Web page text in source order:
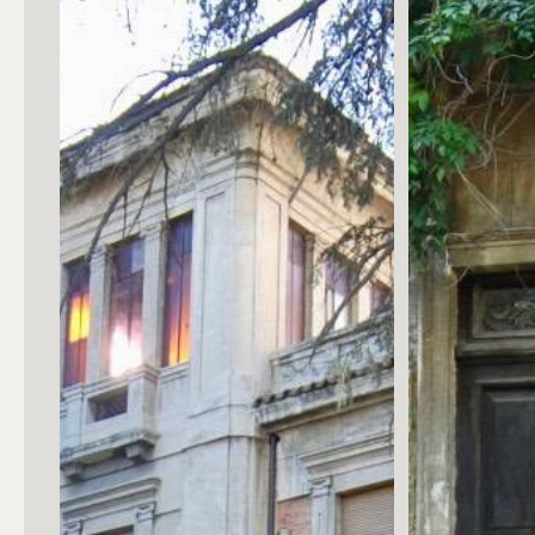
Posto auto/Box
Balcone/Terrazzo
Ascensore
Arredato
Nuova costruzione
Lusso